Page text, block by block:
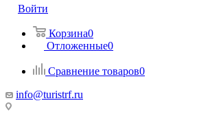
Войти
Корзина0
Отложенные0
Сравнение товаров0
info@turistrf.ru